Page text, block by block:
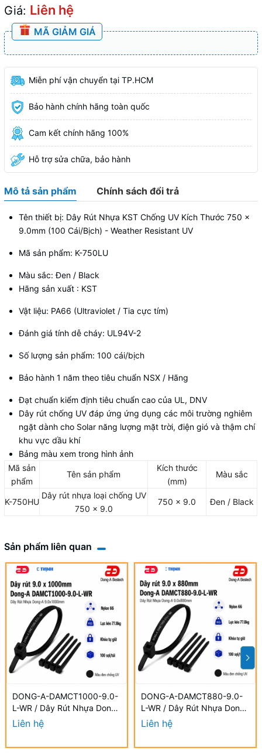
Giá: Liên hệ
MÃ GIẢM GIÁ
Miễn phí vận chuyển tại TP.HCM
Bảo hành chính hãng toàn quốc
Cam kết chính hãng 100%
Hỗ trợ sửa chữa, bảo hành
Mô tả sản phẩm Chính sách đổi trả
Tên thiết bị: Dây Rút Nhựa KST Chống UV Kích Thước 750 x
9.0mm (100 Cái/Bịch) - Weather Resistant UV
Mã sản phẩm: K-750LU
Màu sắc: Đen / Black
Hãng sản xuất : KST
Vật liệu: PA66 (Ultraviolet / Tia cực tím)
Đánh giá tính dễ cháy: UL94V-2
Số lượng sản phẩm: 100 cái/bịch
Bảo hành 1 năm theo tiêu chuẩn NSX / Hãng
Đạt chuẩn kiểm định tiêu chuẩn cao của UL, DNV
Dây rút chống UV đáp ứng ứng dụng các môi trường nghiêm
ngặt dành cho Solar năng lượng mặt trời, điện gió và thậm chí
khu vực dầu khí
Bảng màu xem trong hình ảnh
Mã sản
phẩm
Tên sản phẩm
Kích thước
(mm)
Màu sắc
K-750HU
Dây rút nhựa loại chống UV
750 x 9.0
750 x 9.0 Đen / Black
Sản phẩm liên quan
DONG-A-DAMCT1000-9.0-
L-WR / Dây Rút Nhựa Dong-
A 9.0×1000mm Chống UV
Liên hệ
DONG-A-DAMCT880-9.0-
L-WR / Dây Rút Nhựa Dong-
A 9.0×880mm Chống UV
Liên hệ